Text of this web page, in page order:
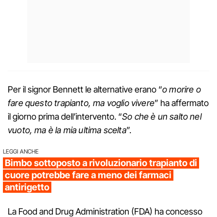
Per il signor Bennett le alternative erano “o morire o
fare questo trapianto, ma voglio vivere” ha affermato
il giorno prima dell’intervento. “So che è un salto nel
vuoto, ma è la mia ultima scelta”.
LEGGI ANCHE
Bimbo sottoposto a rivoluzionario trapianto di
cuore potrebbe fare a meno dei farmaci
antirigetto
La Food and Drug Administration (FDA) ha concesso